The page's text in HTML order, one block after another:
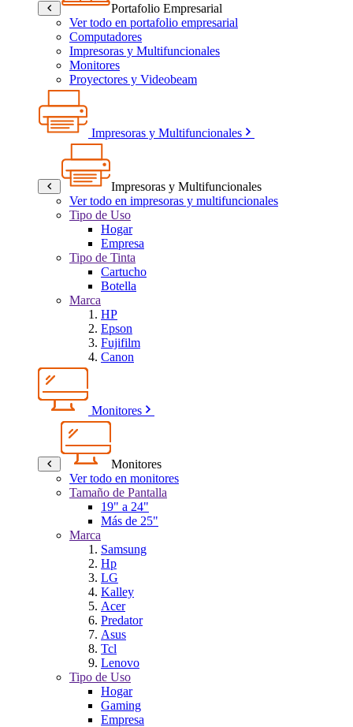
Portafolio Empresarial
Ver todo en portafolio empresarial
Computadores
Impresoras y Multifuncionales
Monitores
Proyectores y Videobeam
Impresoras y Multifuncionales
Impresoras y Multifuncionales
Ver todo en impresoras y multifuncionales
Tipo de Uso
Hogar
Empresa
Tipo de Tinta
Cartucho
Botella
Marca
HP
Epson
Fujifilm
Canon
Monitores
Monitores
Ver todo en monitores
Tamaño de Pantalla
19" a 24"
Más de 25"
Marca
Samsung
Hp
LG
Kalley
Acer
Predator
Asus
Tcl
Lenovo
Tipo de Uso
Hogar
Gaming
Empresa